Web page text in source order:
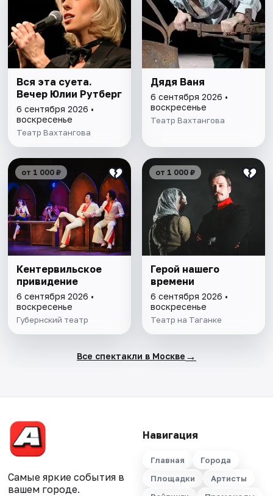
Вся эта суета.
Вечер Юлии Рутберг
6 сентября 2026 •
воскресенье
Театр Вахтангова
Дядя Ваня
6 сентября 2026 •
воскресенье
Театр Вахтангова
от 1 000 ₽
Кентервильское
привидение
6 сентября 2026 •
воскресенье
Губернский театр
от 1 000 ₽
Герой нашего
времени
6 сентября 2026 •
воскресенье
Театр на Таганке
Все спектакли в Москве →
Самые яркие события в
вашем городе.
Навигация
Главная
Города
Площадки
Артисты